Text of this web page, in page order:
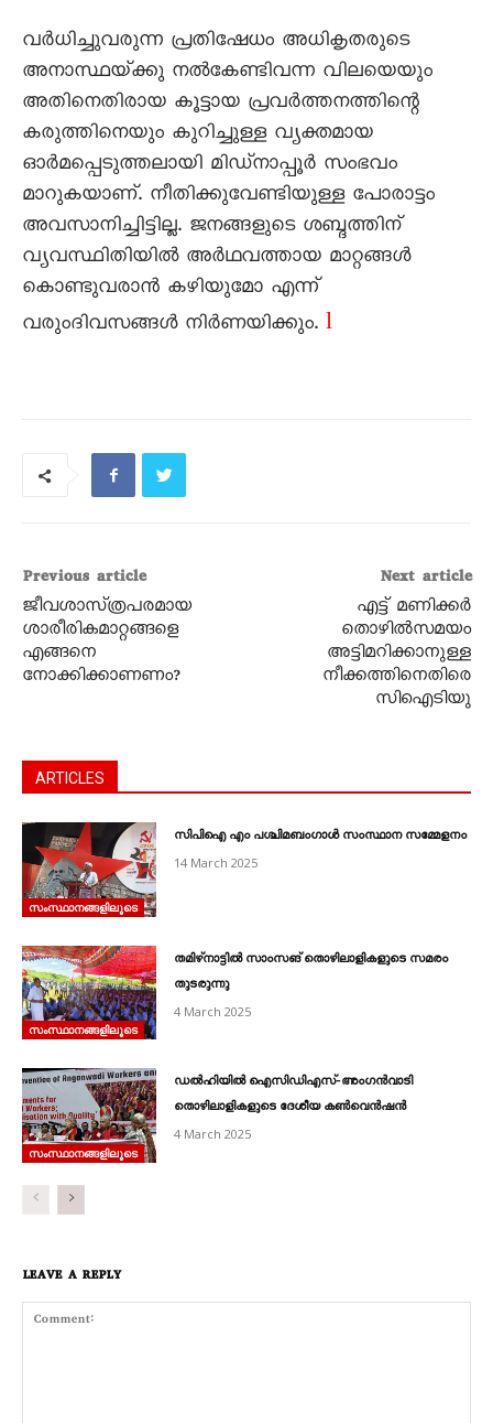
വർധിച്ചുവരുന്ന പ്രതിഷേധം അധികൃതരുടെ
അനാസ്ഥയ്‌ക്കു നൽകേണ്ടിവന്ന വിലയെയും
അതിനെതിരായ കൂട്ടായ പ്രവർത്തനത്തിന്റെ
കരുത്തിനെയും കുറിച്ചുള്ള വ്യക്തമായ
ഓർമപ്പെടുത്തലായി മിഡ്‌നാപ്പൂർ സംഭവം
മാറുകയാണ്‌. നീതിക്കുവേണ്ടിയുള്ള പോരാട്ടം
അവസാനിച്ചിട്ടില്ല. ജനങ്ങളുടെ ശബ്ദത്തിന്‌
വ്യവസ്ഥിതിയിൽ അർഥവത്തായ മാറ്റങ്ങൾ
കൊണ്ടുവരാൻ കഴിയുമോ എന്ന്‌
വരുംദിവസങ്ങൾ നിർണയിക്കും. l
Previous article
ജീവശാസ്‌ത്രപരമായ
ശാരീരികമാറ്റങ്ങളെ
എങ്ങനെ
നോക്കിക്കാണണം?
Next article
എട്ട്‌ മണിക്കർ
തൊഴിൽസമയം
അട്ടിമറിക്കാനുള്ള
നീക്കത്തിനെതിരെ
സിഐടിയു
ARTICLES
സംസ്ഥാനങ്ങളിലൂടെ
സിപിഐ എം പശ്ചിമബംഗാൾ സംസ്ഥാന സമ്മേളനം
14 March 2025
സംസ്ഥാനങ്ങളിലൂടെ
തമിഴ്‌നാട്ടിൽ സാംസങ്‌ തൊഴിലാളികളുടെ സമരം
തുടരുന്നു
4 March 2025
സംസ്ഥാനങ്ങളിലൂടെ
ഡൽഹിയിൽ ഐസിഡിഎസ്‌‐അംഗൻവാടി
തൊഴിലാളികളുടെ ദേശീയ കൺവെൻഷൻ
4 March 2025
LEAVE A REPLY